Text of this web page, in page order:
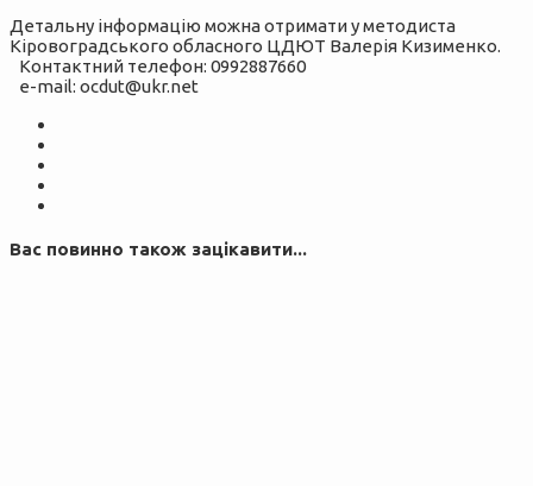
Детальну інформацію можна отримати у методиста
Кіровоградського обласного ЦДЮТ Валерія Кизименко.
Контактний телефон: 0992887660
e-mail: ocdut@ukr.net
Вас повинно також зацікавити...